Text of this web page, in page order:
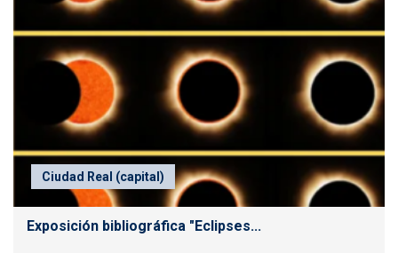
Ciudad Real (capital)
Exposición bibliográfica "Eclipses...